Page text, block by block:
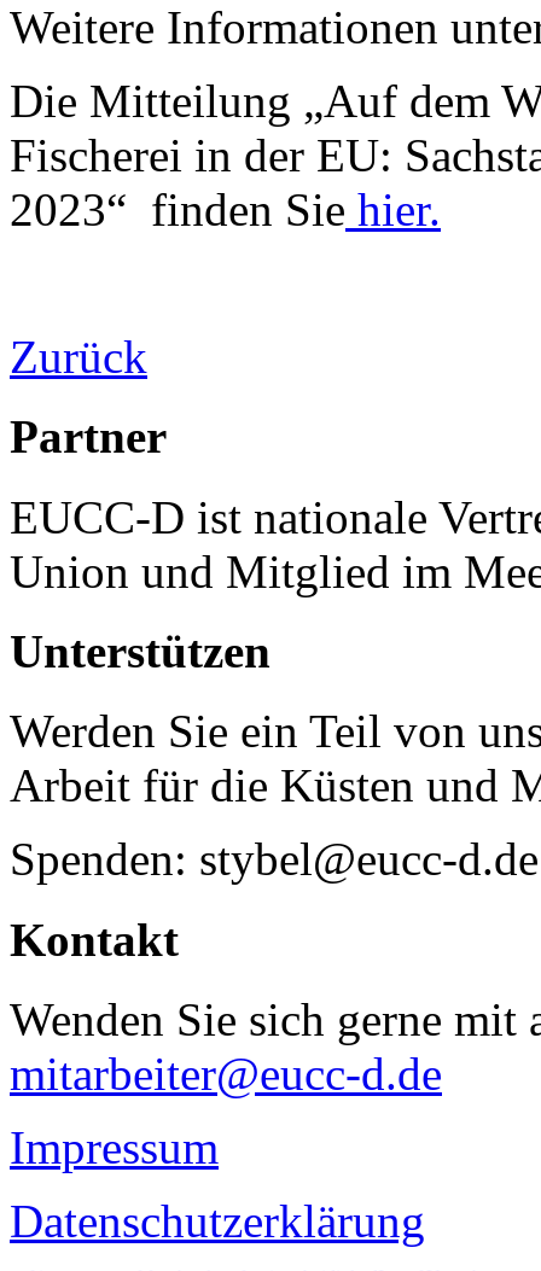
Weitere Informationen
Die Mitteilung „Auf dem
Fischerei in der EU:
2023“ finden Sie hier.
Zurück
Partner
EUCC-D ist nationale
Union und Mitglied im
Unterstützen
Werden Sie ein Teil von
Arbeit für die Küsten und
Spenden: stybel@eucc-d.de
Kontakt
Wenden Sie sich gerne mit
mitarbeiter@eucc-d.de
Impressum
Datenschutzerklärung